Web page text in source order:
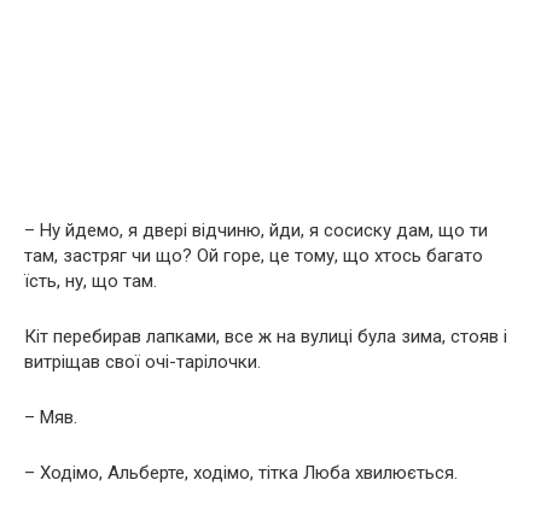
– Ну йдемо, я двері відчиню, йди, я сосиску дам, що ти
там, застряг чи що? Ой горе, це тому, що хтось багато
їсть, ну, що там.
Кіт перебирав лапками, все ж на вулиці була зима, стояв і
витріщав свої очі-тарілочки.
– Мяв.
– Ходімо, Альберте, ходімо, тітка Люба хвилюється.